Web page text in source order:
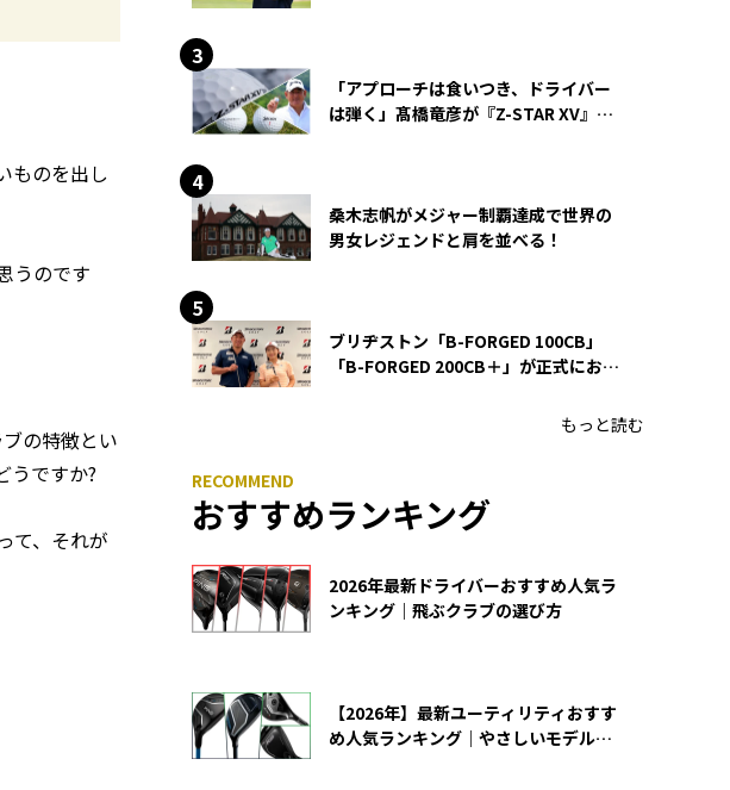
ものを出し
うのです
の特徴とい
うですか?
て、それが
「アプローチは食いつき、ドライバー
は弾く」髙橋竜彦が『Z-STAR XV』を
桑木志帆がメジャー制覇達成で世界の
男女レジェンドと肩を並べる！
ブリヂストン「B-FORGED 100CB」
「B-FORGED 200CB＋」が正式にお披
もっと読む
おすすめランキング
2026年最新ドライバーおすすめ人気ラ
ンキング｜飛ぶクラブの選び方
【2026年】最新ユーティリティおすす
め人気ランキング｜やさしいモデルの